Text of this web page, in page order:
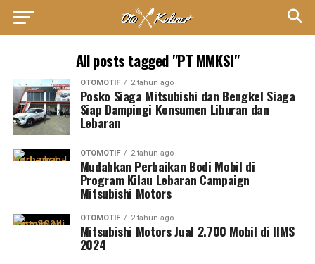
All posts tagged "PT MMKSI"
OTOMOTIF 2 tahun ago
Posko Siaga Mitsubishi dan Bengkel Siaga
Siap Dampingi Konsumen Liburan dan
Lebaran
OTOMOTIF 2 tahun ago
Mudahkan Perbaikan Bodi Mobil di
Program Kilau Lebaran Campaign
Mitsubishi Motors
OTOMOTIF 2 tahun ago
Mitsubishi Motors Jual 2.700 Mobil di IIMS
2024